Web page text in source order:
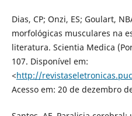
Dias, CP; Onzi, ES; Goulart,
morfológicas musculares na
literatura. Scientia Medica
107. Disponível em:
<http://
Acesso em: 20 de dezembro